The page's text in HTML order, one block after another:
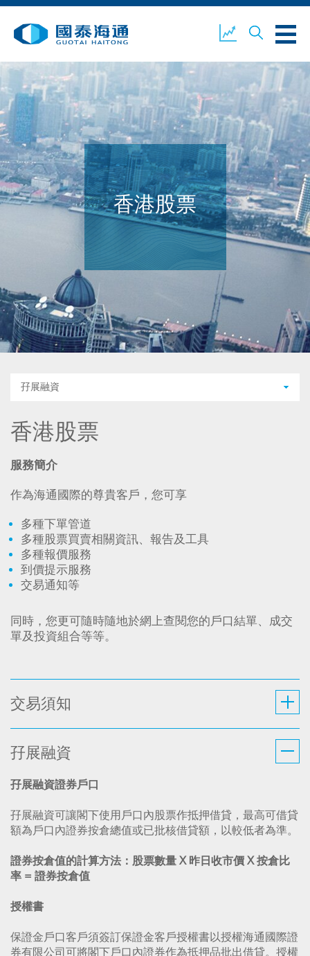
業務概覽 公司新聞
環境、社會及企業管治 國泰海通證券 聯絡我們
香港股票
孖展融資
香港股票
服務簡介
作為海通國際的尊貴客戶，您可享
多種下單管道
多種股票買賣相關資訊、報告及工具
多種報價服務
到價提示服務
交易通知等
同時，您更可隨時隨地於網上查閱您的戶口結單、成交
單及投資組合等等。
交易須知
孖展融資
孖展融資證券戶口
孖展融資可讓閣下使用戶口內股票作抵押借貸，最高可借貸
額為戶口內證券按倉總值或已批核借貸額，以較低者為準。
證券按倉值的計算方法：股票數量X昨日收市價X按倉比
率 = 證券按倉值
授權書
保證金戶口客戶須簽訂保證金客戶授權書以授權海通國際證
券有限公司可將閣下戶口內證券作為抵押品批出借貸。授權